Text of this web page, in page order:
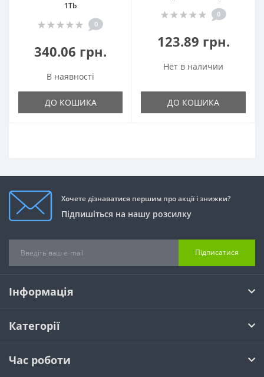
1Tb
0
340.06 грн.
В наявності
ДО КОШИКА
0
123.89 грн.
Нет в наличии
ДО КОШИКА
Хочете дізнаватися першим про акції і знижки?
Підпишіться на нашу розсилку
Підписатися
Інформація
Категорії
Час роботи